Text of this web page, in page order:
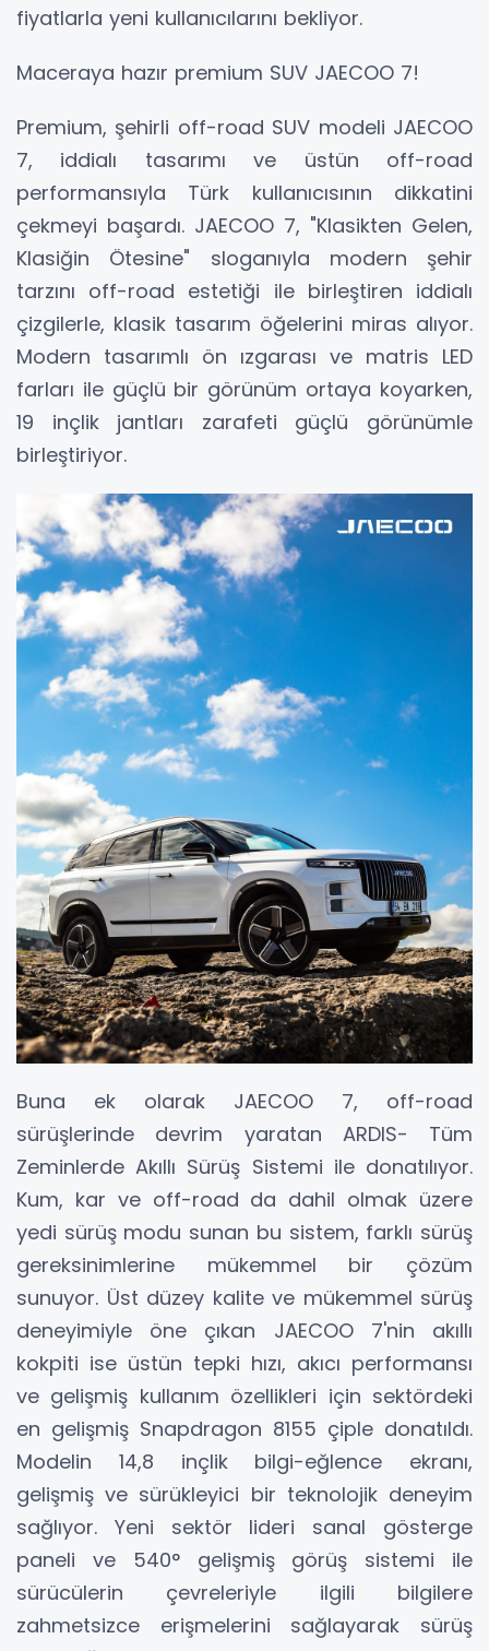
fiyatlarla yeni kullanıcılarını bekliyor.
Maceraya hazır premium SUV JAECOO 7!
Premium, şehirli off-road SUV modeli JAECOO
7, iddialı tasarımı ve üstün off-road
performansıyla Türk kullanıcısının dikkatini
çekmeyi başardı. JAECOO 7, "Klasikten Gelen,
Klasiğin Ötesine" sloganıyla modern şehir
tarzını off-road estetiği ile birleştiren iddialı
çizgilerle, klasik tasarım öğelerini miras alıyor.
Modern tasarımlı ön ızgarası ve matris LED
farları ile güçlü bir görünüm ortaya koyarken,
19 inçlik jantları zarafeti güçlü görünümle
birleştiriyor.
Buna ek olarak JAECOO 7, off-road
sürüşlerinde devrim yaratan ARDIS- Tüm
Zeminlerde Akıllı Sürüş Sistemi ile donatılıyor.
Kum, kar ve off-road da dahil olmak üzere
yedi sürüş modu sunan bu sistem, farklı sürüş
gereksinimlerine mükemmel bir çözüm
sunuyor. Üst düzey kalite ve mükemmel sürüş
deneyimiyle öne çıkan JAECOO 7'nin akıllı
kokpiti ise üstün tepki hızı, akıcı performansı
ve gelişmiş kullanım özellikleri için sektördeki
en gelişmiş Snapdragon 8155 çiple donatıldı.
Modelin 14,8 inçlik bilgi-eğlence ekranı,
gelişmiş ve sürükleyici bir teknolojik deneyim
sağlıyor. Yeni sektör lideri sanal gösterge
paneli ve 540° gelişmiş görüş sistemi ile
sürücülerin çevreleriyle ilgili bilgilere
zahmetsizce erişmelerini sağlayarak sürüş